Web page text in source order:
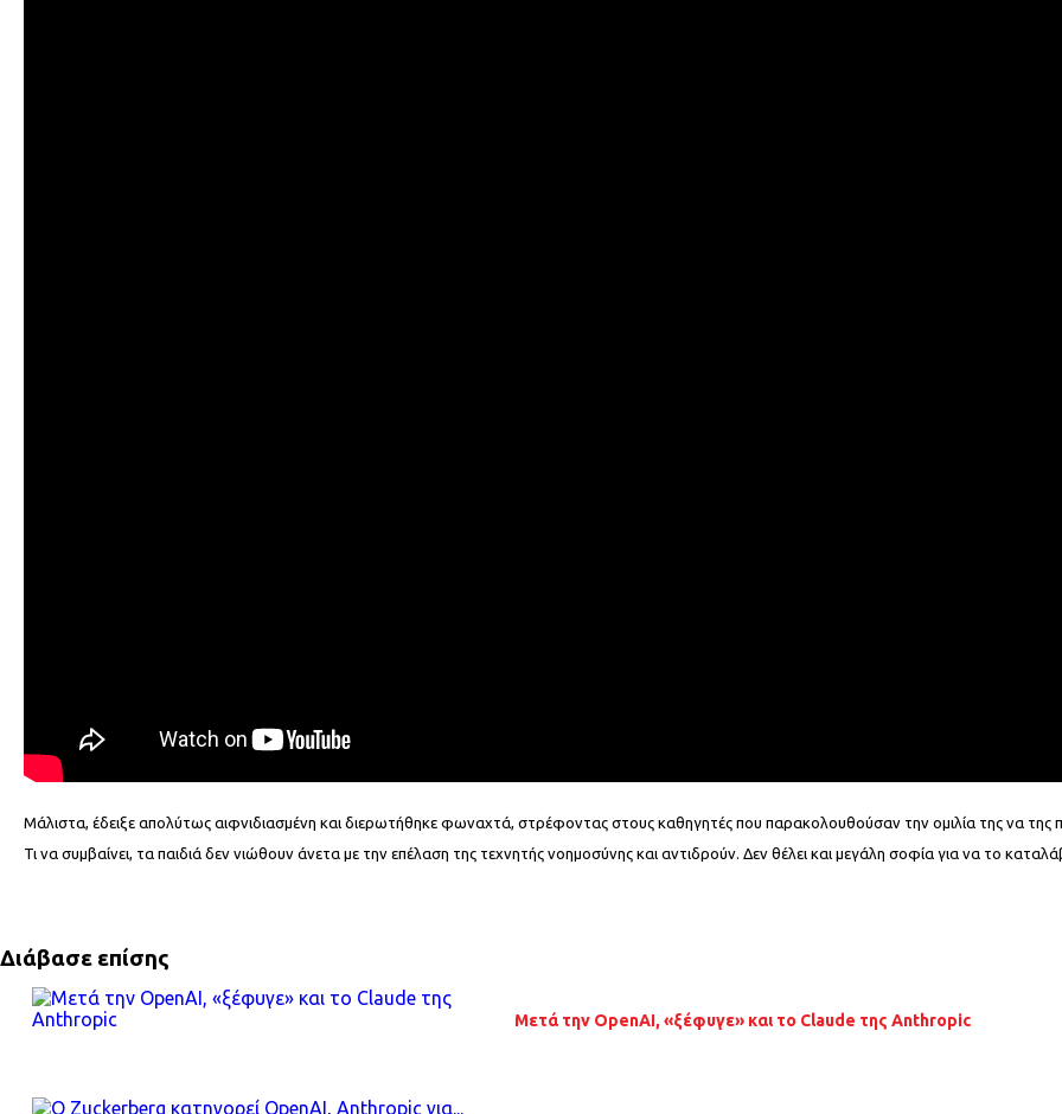
Μάλιστα, έδειξε απολύτως αιφνιδιασμένη και διερωτήθηκε φωναχτά, στρέφοντας στους καθηγητές που παρακολουθούσαν την ομιλία της να της
Τι να συμβαίνει, τα παιδιά δεν νιώθουν άνετα με την επέλαση της τεχνητής νοημοσύνης και αντιδρούν. Δεν θέλει και μεγάλη σοφία για να το
Διάβασε επίσης
Μετά την OpenAI, «ξέφυγε» και το Claude της Anthropic